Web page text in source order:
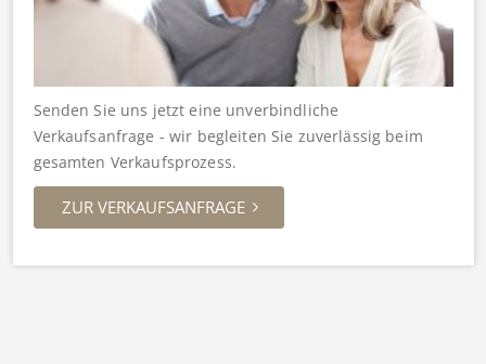
Senden Sie uns jetzt eine unverbindliche
Verkaufsanfrage - wir begleiten Sie zuverlässig beim
gesamten Verkaufsprozess.
ZUR VERKAUFSANFRAGE